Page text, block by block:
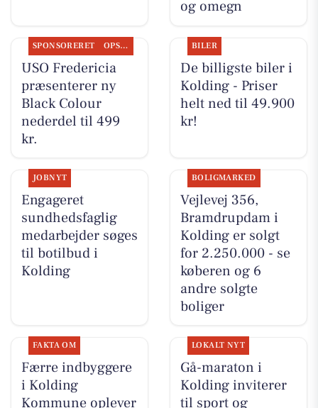
og omegn
SPONSORERET OPSLAGSTAVLEN
USO Fredericia
præsenterer ny
Black Colour
nederdel til 499
kr.
BILER
De billigste biler i
Kolding - Priser
helt ned til 49.900
kr!
JOBNYT
Engageret
sundhedsfaglig
medarbejder søges
til botilbud i
Kolding
BOLIGMARKED
Vejlevej 356,
Bramdrupdam i
Kolding er solgt
for 2.250.000 - se
køberen og 6
andre solgte
boliger
FAKTA OM
Færre indbyggere
i Kolding
Kommune oplever
LOKALT NYT
Gå-maraton i
Kolding inviterer
til sport og